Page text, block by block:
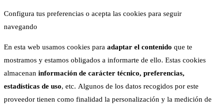
Configura tus preferencias o acepta las cookies para seguir
navegando
En esta web usamos cookies para adaptar el contenido que te
mostramos y estamos obligados a informarte de ello. Estas cookies
almacenan información de carácter técnico, preferencias,
estadísticas de uso, etc. Algunos de los datos recogidos por este
proveedor tienen como finalidad la personalización y la medición de